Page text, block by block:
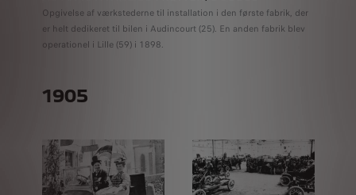
Opgivelse af værkstederne til installation i den første fabrik, der
er helt dedikeret til bilen i Audincourt (25). En anden fabrik blev
operationel i Lille (59) i 1898.
1905